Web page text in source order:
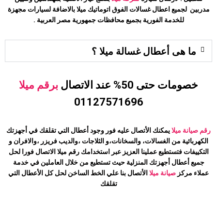
مدربين لجميع اعطال غسالات الفوق اتوماتيك ميلابالاضافة لسيارات مجهزة
للخدمة الفورية بجميع محافظات جمهورية مصر العربية .
ما هى أعطال غسالة ميلا ؟
خصومات حتى 50% عند الاتصال
برقم ميلا
01127571696
رقم صيانة ميلايمكنك الأتصال عليه فور وجود أعطال التي تقلقك في أجهزتك
الكهربائية من الغسالات، والسخانات،و الثلاجات ،والديب فريزر ،والافران و
التكييفات فتستطيع عملينا العزيز عبر استخدامك رقم ميلا الاتصال فورا لحل
جميع أعطال أجهزتك المنزلية حيث تستطيع من خلال العاملين في خدمة
عملاء مركز صيانة ميلا الأتصال بنا علي الخط الساخن لحل كل الأعطال التي
تقلقك